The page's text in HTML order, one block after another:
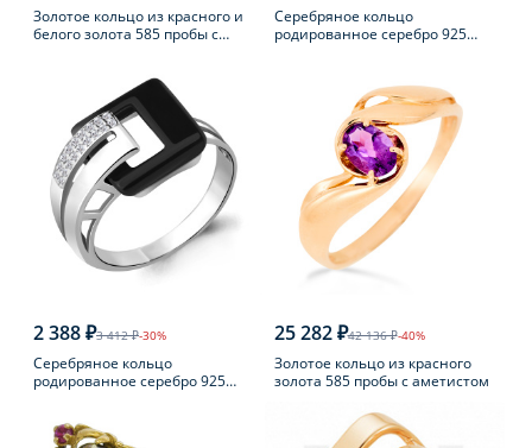
Золотое кольцо из красного и
белого золота 585 пробы с
Серебряное кольцо
родированное серебро 925
2 388 ₽3 412 ₽-30%
Серебряное кольцо
родированное серебро 925
25 282 ₽42 136 ₽-40%
Золотое кольцо из красного
золота 585 пробы с аметистом